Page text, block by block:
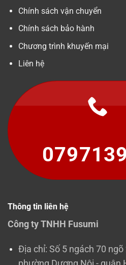
Chính sách vận chuyển
Chính sách bảo hành
Chương trình khuyến mại
Liên hệ
Thông tin liên hệ
Công ty TNHH Fusumi
Địa chỉ: Số 5 ngách 70